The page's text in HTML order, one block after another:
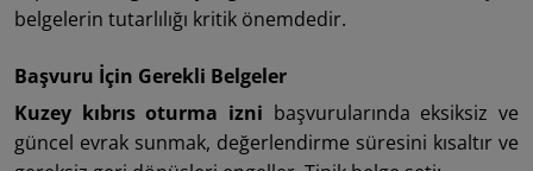
belgelerin tutarlılığı kritik önemdedir.
Başvuru İçin Gerekli Belgeler
Kuzey kıbrıs oturma izni başvurularında eksiksiz ve
güncel evrak sunmak, değerlendirme süresini kısaltır ve